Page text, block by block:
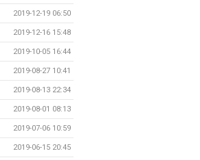
2019-12-19 06:50
2019-12-16 15:48
2019-10-05 16:44
2019-08-27 10:41
2019-08-13 22:34
2019-08-01 08:13
2019-07-06 10:59
2019-06-15 20:45